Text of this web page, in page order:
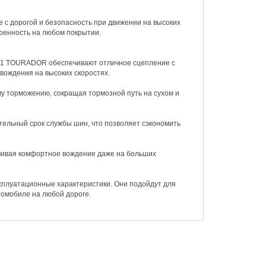
дорогой и безопасность при движении на высоких
на любом покрытии.
обеспечивают отличное сцепление с
на высоких скоростях.
торможению, сокращая тормозной путь на сухом и
срок службы шин, что позволяет сэкономить
комфортное вождение даже на больших
характеристики. Они подойдут для
на любой дороге.